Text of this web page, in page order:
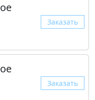
Заказать
Заказать